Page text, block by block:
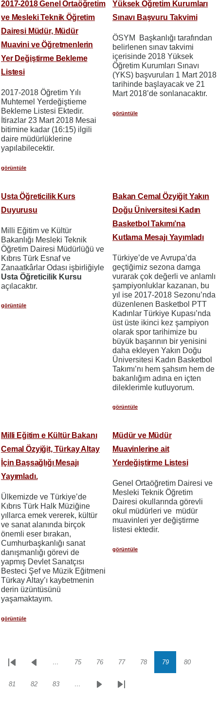
2017-2018 Genel Ortaöğretim
ve Mesleki Teknik Öğretim
Dairesi Müdür, Müdür
Muavini ve Öğretmenlerin
Yer Değiştirme Bekleme
Listesi
2017-2018 Öğretim Yılı
Muhtemel Yerdeğiştieme
Bekleme Listesi Ektedir.
İtirazlar 23 Mart 2018 Mesai
bitimine kadar (16:15) ilgili
daire müdürlüklerine
yapılabilecektir.
görüntüle
Yüksek Öğretim Kurumları
Sınavı Başvuru Takvimi
ÖSYM Başkanlığı tarafından
belirlenen sınav takvimi
içerisinde 2018 Yüksek
Öğretim Kurumları Sınavı
(YKS) başvuruları 1 Mart 2018
tarihinde başlayacak ve 21
Mart 2018’de sonlanacaktır.
görüntüle
Usta Öğreticilik Kurs
Duyurusu
Milli Eğitim ve Kültür
Bakanlığı Mesleki Teknik
Öğretim Dairesi Müdürlüğü ve
Kıbrıs Türk Esnaf ve
Zanaatkârlar Odası işbirliğiyle
Usta Öğreticilik Kursu
açılacaktır.
görüntüle
Bakan Cemal Özyiğit Yakın
Doğu Üniversitesi Kadın
Basketbol Takımı’na
Kutlama Mesajı Yayımladı
Türkiye’de ve Avrupa’da
geçtiğimiz sezona damga
vurarak çok değerli ve anlamlı
şampiyonluklar kazanan, bu
yıl ise 2017-2018 Sezonu’nda
düzenlenen Basketbol PTT
Kadınlar Türkiye Kupası’nda
üst üste ikinci kez şampiyon
olarak spor tarihimize bu
büyük başarının bir yenisini
daha ekleyen Yakın Doğu
Üniversitesi Kadın Basketbol
Takımı’nı hem şahsım hem de
bakanlığım adına en içten
dileklerimle kutluyorum.
görüntüle
Milli Eğitim e Kültür Bakanı
Cemal Özyiğit, Türkay Altay
İçin Başsağlığı Mesajı
Yayımladı.
Ülkemizde ve Türkiye’de
Kıbrıs Türk Halk Müziğine
yıllarca emek vererek, kültür
ve sanat alanında birçok
önemli eser bırakan,
Cumhurbaşkanlığı sanat
danışmanlığı görevi de
yapmış Devlet Sanatçısı
Besteci Şef ve Müzik Eğitmeni
Türkay Altay’ı kaybetmenin
derin üzüntüsünü
yaşamaktayım.
görüntüle
Müdür ve Müdür
Muavinlerine ait
Yerdeğiştirme Listesi
Genel Ortaöğretim Dairesi ve
Mesleki Teknik Öğretim
Dairesi okullarında görevli
okul müdürleri ve müdür
muavinleri yer değiştirme
listesi ektedir.
görüntüle
Sayfalama
İlk
Önceki… Sayfa
75 Sayfa
76 Sayfa
77 Sayfa
78 Sayfa
79 Sayfa
80
Sayfa
81 Sayfa
82 Sayfa
83 …
SonrakiSon